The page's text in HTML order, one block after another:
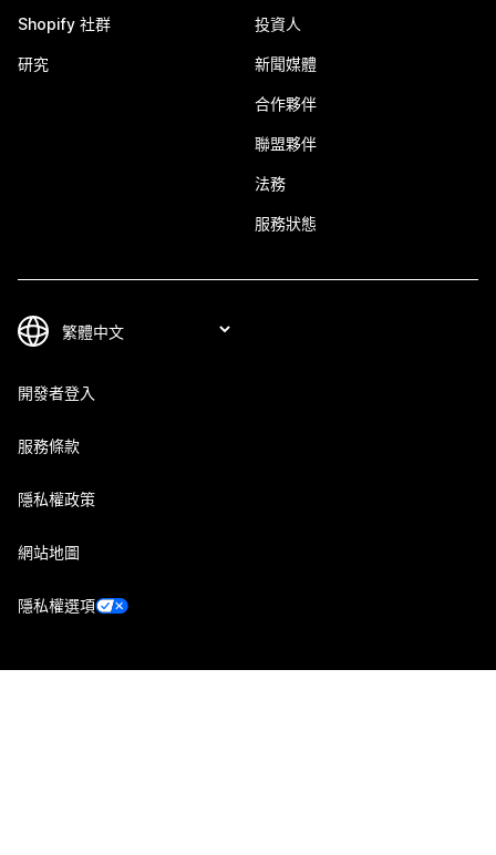
Shopify 社群
研究
投資人
新聞媒體
合作夥伴
聯盟夥伴
法務
服務狀態
開發者登入
服務條款
隱私權政策
網站地圖
隱私權選項